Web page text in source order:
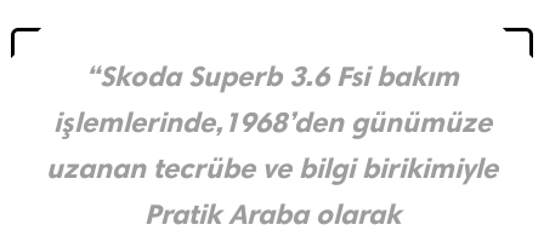
“Skoda Superb 3.6 Fsi bakım
işlemlerinde,1968’den günümüze
uzanan tecrübe ve bilgi birikimiyle
Pratik Araba olarak